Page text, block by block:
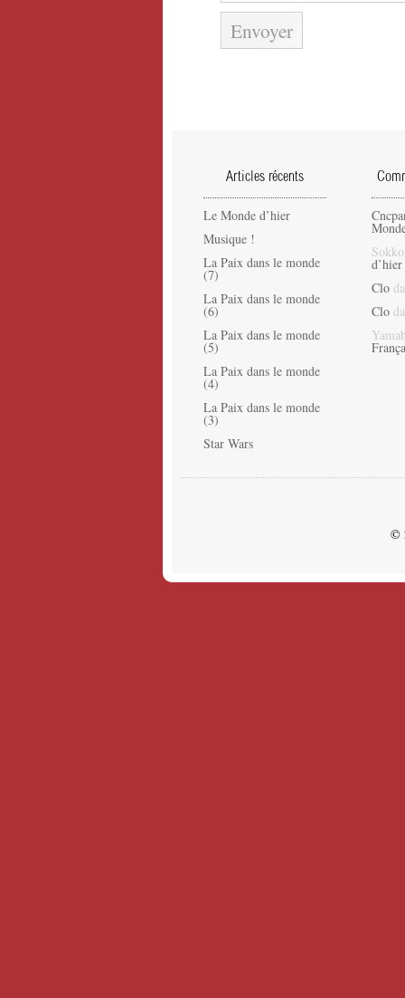
Articles récents
Le Monde d’hier
Musique !
La Paix dans le monde
(7)
La Paix dans le monde
(6)
La Paix dans le monde
(5)
La Paix dans le monde
(4)
La Paix dans le monde
(3)
Star Wars
Sokko
d’hier
Clo
Clo
©